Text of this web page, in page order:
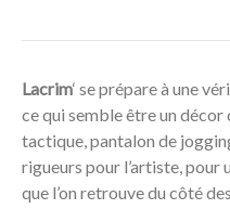
Lacrim‘ se prépare à une
ce qui semble être un décor
tactique, pantalon de
rigueurs pour l’artiste,
que l’on retrouve du côté